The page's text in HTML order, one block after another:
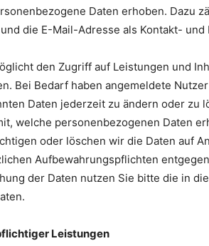
Daten erhoben. Dazu
die E-Mail-Adresse als Kontakt- und
den Zugriff auf Leistungen und
Bei Bedarf haben angemeldete
Daten jederzeit zu ändern oder zu
welche personenbezogenen Daten
oder löschen wir die Daten auf
Aufbewahrungspflichten
der Daten nutzen Sie bitte die in
Leistungen